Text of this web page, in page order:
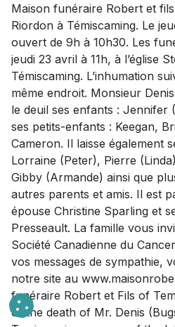
Maison funéraire Robert et
Riordon à Témiscaming. Le
ouvert de 9h à 10h30. Les
jeudi 23 avril à 11h, à l’église
Témiscaming. L’inhumation
même endroit. Monsieur
le deuil ses enfants : Jennifer
ses petits-enfants : Keegan,
Cameron. Il laisse également
Lorraine (Peter), Pierre
Gibby (Armande) ainsi que
autres parents et amis. Il est
épouse Christine Sparling et
Presseault. La famille vous
Société Canadienne du
vos messages de sympathie,
notre site au
funéraire Robert et Fils of
of the death of Mr. Denis